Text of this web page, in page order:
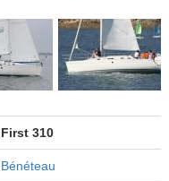
First 310
Bénéteau